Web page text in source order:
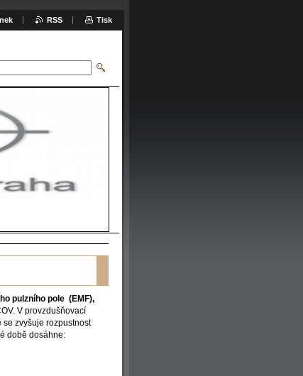
pulzního pole (EMF),
V provzdušňovací
zvyšuje rozpustnost
době dosáhne:
RSS Tisk